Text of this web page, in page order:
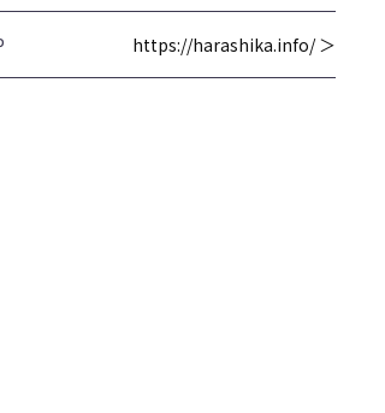
https://harashika.info/ ＞